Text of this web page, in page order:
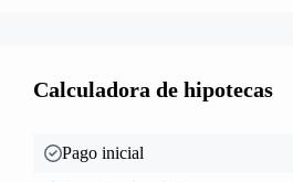
Calculadora de hipotecas
Pago inicial